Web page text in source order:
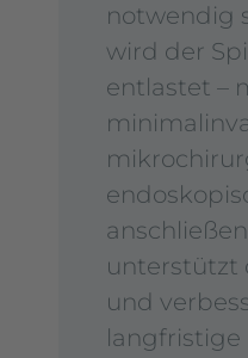
notwendig
wird der
entlastet –
unterstützt
und
langfristige